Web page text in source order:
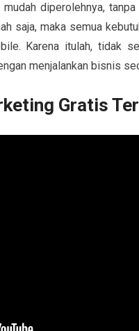
diperolehnya,
saja, maka semua
Karena itulah, tidak
menjalankan bisnis
Gratis